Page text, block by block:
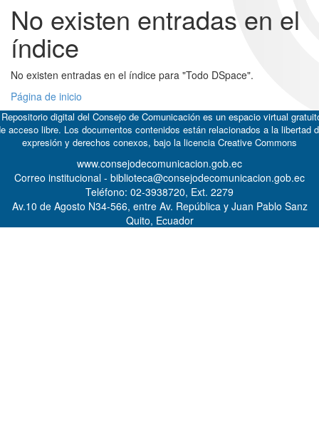
No existen entradas en el
índice
No existen entradas en el índice para "Todo DSpace".
Página de inicio
digital del Consejo de Comunicación es un espacio virtual
acceso libre. Los documentos contenidos están relacionados a la libertad
expresión y derechos conexos, bajo la licencia Creative Commons
www.consejodecomunicacion.gob.ec
Correo institucional - biblioteca@consejodecomunicacion.gob.ec
Teléfono: 02-3938720, Ext. 2279
Av.10 de Agosto N34-566, entre Av. República y Juan Pablo Sanz
Quito, Ecuador